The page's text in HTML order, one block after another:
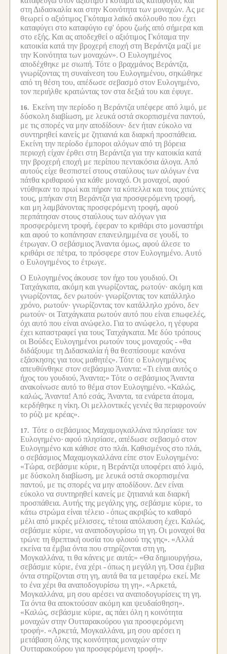
στη Διδασκαλία και στην Κοινότητα των μοναχών. Ας με
θεωρεί ο αξιότιμος Γκόταμα λαϊκό ακόλουθο που έχει
καταφύγει στο καταφύγιο εφ' όρου ζωής από σήμερα και
στο εξής. Και ας αποδεχθεί ο αξιότιμος Γκόταμα την
κατοικία κατά την βροχερή εποχή στη Βεράντζα μαζί με
την Κοινότητα των μοναχών». Ο Ευλογημένος
αποδέχθηκε με σιωπή. Τότε ο βραχμάνος Βεράντζα,
γνωρίζοντας τη συναίνεση του Ευλογημένου, σηκώθηκε
από τη θέση του, απέδωσε σεβασμό στον Ευλογημένο,
τον περιήλθε κρατώντας τον στα δεξιά του και έφυγε.
16. Εκείνη την περίοδο η Βεράντζα υπέφερε από λιμό, με
δύσκολη διαβίωση, με λευκά οστά σκορπισμένα παντού,
με τις σπορές να μην αποδίδουν· δεν ήταν εύκολο να
συντηρηθεί κανείς με ζητιανιά και διαρκή προσπάθεια.
Εκείνη την περίοδο έμποροι αλόγων από τη βόρεια
περιοχή είχαν έρθει στη Βεράντζα για την κατοικία κατά
την βροχερή εποχή με περίπου πεντακόσια άλογα. Από
αυτούς είχε θεσπιστεί στους σταύλους των αλόγων ένα
πάτθα κριθαριού για κάθε μοναχό. Οι μοναχοί, αφού
ντύθηκαν το πρωί και πήραν τα κύπελλα και τους χιτώνες
τους, μπήκαν στη Βεράντζα για προσφερόμενη τροφή,
και μη λαμβάνοντας προσφερόμενη τροφή, αφού
περπάτησαν στους σταύλους των αλόγων για
προσφερόμενη τροφή, έφεραν το κριθάρι στο μοναστήρι
και αφού το κοπάνησαν επανειλημμένα σε γουδί, το
έτρωγαν. Ο σεβάσμιος Άναντα όμως, αφού άλεσε το
κριθάρι σε πέτρα, το πρόσφερε στον Ευλογημένο. Αυτό
ο Ευλογημένος το έτρωγε.
Ο Ευλογημένος άκουσε τον ήχο του γουδιού. Οι
Τατχάγκατα, ακόμη και γνωρίζοντας, ρωτούν· ακόμη και
γνωρίζοντας, δεν ρωτούν· γνωρίζοντας τον κατάλληλο
χρόνο, ρωτούν· γνωρίζοντας τον κατάλληλο χρόνο, δεν
ρωτούν· οι Τατχάγκατα ρωτούν αυτό που είναι επωφελές,
όχι αυτό που είναι ανώφελο. Για το ανώφελο, η γέφυρα
έχει καταστραφεί για τους Τατχάγκατα. Με δύο τρόπους
οι Βούδες Ευλογημένοι ρωτούν τους μοναχούς - «θα
διδάξουμε τη Διδασκαλία ή θα θεσπίσουμε κανόνα
εξάσκησης για τους μαθητές». Τότε ο Ευλογημένος
απευθύνθηκε στον σεβάσμιο Άναντα: «Τι είναι αυτός ο
ήχος του γουδιού, Άναντα;» Τότε ο σεβάσμιος Άναντα
ανακοίνωσε αυτό το θέμα στον Ευλογημένο. «Καλώς,
καλώς, Άναντα! Από εσάς, Άναντα, τα ενάρετα άτομα,
κερδήθηκε η νίκη. Οι μελλοντικές γενιές θα περιφρονούν
το ρύζι με κρέας».
17. Τότε ο σεβάσμιος Μαχαμογκαλλάνα πλησίασε τον
Ευλογημένο· αφού πλησίασε, απέδωσε σεβασμό στον
Ευλογημένο και κάθισε στο πλάι. Καθισμένος στο πλάι,
ο σεβάσμιος Μαχαμογκαλλάνα είπε στον Ευλογημένο:
«Τώρα, σεβάσμιε κύριε, η Βεράντζα υποφέρει από λιμό,
με δύσκολη διαβίωση, με λευκά οστά σκορπισμένα
παντού, με τις σπορές να μην αποδίδουν. Δεν είναι
εύκολο να συντηρηθεί κανείς με ζητιανιά και διαρκή
προσπάθεια. Αυτής της μεγάλης γης, σεβάσμιε κύριε, το
κάτω στρώμα είναι τέλειο -όπως ακριβώς το καθαρό
μέλι από μικρές μέλισσες, τέτοια απόλαυση έχει. Καλώς,
σεβάσμιε κύριε, να αναποδογυρίσω τη γη. Οι μοναχοί θα
τρώνε τη θρεπτική ουσία του φλοιού της γης». «Αλλά
εκείνα τα έμβια όντα που στηρίζονται στη γη,
Μογκαλλάνα, τι θα κάνεις με αυτά;» «Θα δημιουργήσω,
σεβάσμιε κύριε, ένα χέρι -όπως η μεγάλη γη. Όσα έμβια
όντα στηρίζονται στη γη, αυτά θα τα μεταφέρω εκεί. Με
το ένα χέρι θα αναποδογυρίσω τη γη». «Αρκετά,
Μογκαλλάνα, μη σου αρέσει να αναποδογυρίσεις τη γη.
Τα όντα θα αποκτούσαν ακόμη και ψευδαίσθηση».
«Καλώς, σεβάσμιε κύριε, ας πάει όλη η κοινότητα
μοναχών στην Ουτταρακούρου για προσφερόμενη
τροφή». «Αρκετά, Μογκαλλάνα, μη σου αρέσει η
μετάβαση όλης της κοινότητας μοναχών στην
Ουτταρακούρου για προσφερόμενη τροφή».